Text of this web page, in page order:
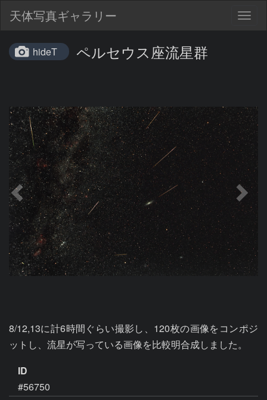
天体写真ギャラリー
hideT ペルセウス座流星群
8/12,13に計6時間ぐらい撮影し、120枚の画像をコンポジ
ットし、流星が写っている画像を比較明合成しました。
ID
#56750